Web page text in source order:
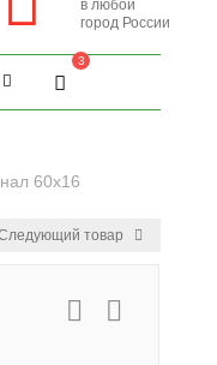
в любой
город России
3
60x16
товар